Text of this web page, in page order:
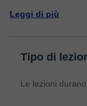
Leggi di più
Tipo di
Le lezioni